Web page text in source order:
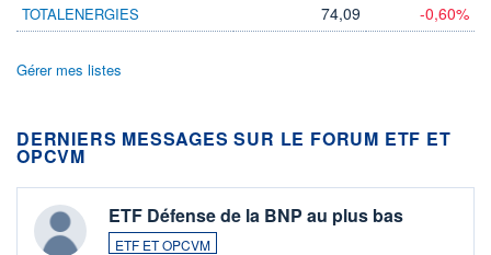
TOTALENERGIES 74,09 -0,60%
Gérer mes listes
DERNIERS MESSAGES SUR LE FORUM ETF ET
OPCVM
ETF Défense de la BNP au plus bas
ETF ET OPCVM